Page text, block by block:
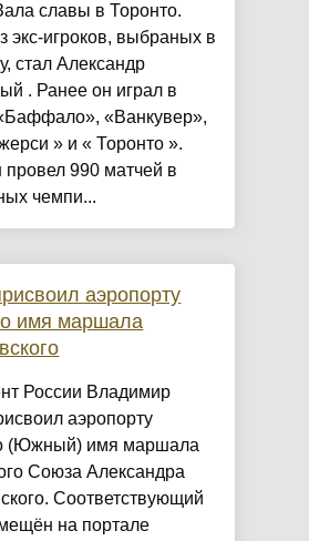
славы в Торонто.
экс-игроков, выбраных в
стал Александр
. Ранее он играл в
«Ванкувер»,
» и « Торонто ».
провел 990 матчей в
чемпи...
аэропорту
имя маршала
России Владимир
аэропорту
(Южный) имя маршала
Союза Александра
Соответствующий
на портале